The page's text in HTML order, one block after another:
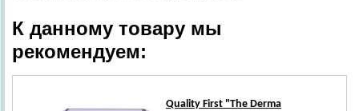
К данному товару мы
рекомендуем:
Quality First "The Derma